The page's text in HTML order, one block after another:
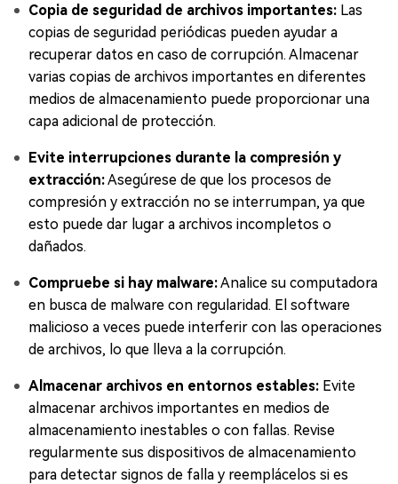
Copia de seguridad de archivos importantes: Las
copias de seguridad periódicas pueden ayudar a
recuperar datos en caso de corrupción. Almacenar
varias copias de archivos importantes en diferentes
medios de almacenamiento puede proporcionar una
capa adicional de protección.
Evite interrupciones durante la compresión y
extracción:Asegúrese de que los procesos de
compresión y extracción no se interrumpan, ya que
esto puede dar lugar a archivos incompletos o
dañados.
Compruebe si hay malware:Analice su computadora
en busca de malware con regularidad. El software
malicioso a veces puede interferir con las operaciones
de archivos, lo que lleva a la corrupción.
Almacenar archivos en entornos estables: Evite
almacenar archivos importantes en medios de
almacenamiento inestables o con fallas. Revise
regularmente sus dispositivos de almacenamiento
para detectar signos de falla y reemplácelos si es